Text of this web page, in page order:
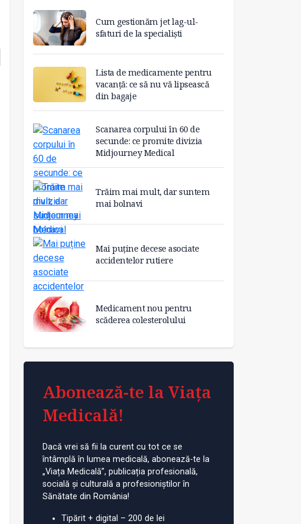
Cum gestionăm jet lag-ul-
sfaturi de la specialiști
Lista de medicamente pentru
vacanță: ce să nu vă lipsească
din bagaje
Scanarea corpului în 60 de
secunde: ce promite divizia
Midjourney Medical
Trăim mai mult, dar suntem
mai bolnavi
Mai puține decese asociate
accidentelor rutiere
Medicament nou pentru
scăderea colesterolului
Abonează-te la Viața
Medicală!
Dacă vrei să fii la curent cu tot ce se
întâmplă în lumea medicală, abonează-te la
„Viața Medicală”, publicația profesională,
socială și culturală a profesioniștilor în
Sănătate din România!
Tipărit + digital – 200 de lei